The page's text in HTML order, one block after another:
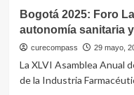
posiciona
la
industria
local
la
industria
farmacéutica
regional:
encuentro
Bogotá 2025: Foro
autonomía sanitaria
curecompass 29 mayo,
La XLVI Asamblea Anual
de la Industria